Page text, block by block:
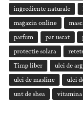
ingrediente naturale
magazin online
parfum par uscat
protectie solara
Timp liber ulei de
ulei de masline ulei
unt de shea vitamina